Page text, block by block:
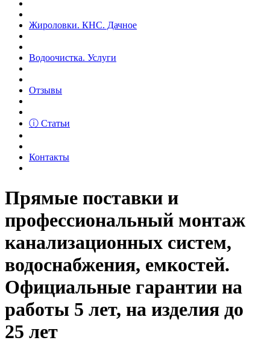
Жироловки. КНС. Дачное
Водоочистка. Услуги
Отзывы
ⓘ Статьи
Контакты
Прямые поставки и
профессиональный монтаж
канализационных систем,
водоснабжения, емкостей.
Официальные гарантии на
работы 5 лет, на изделия до
25 лет